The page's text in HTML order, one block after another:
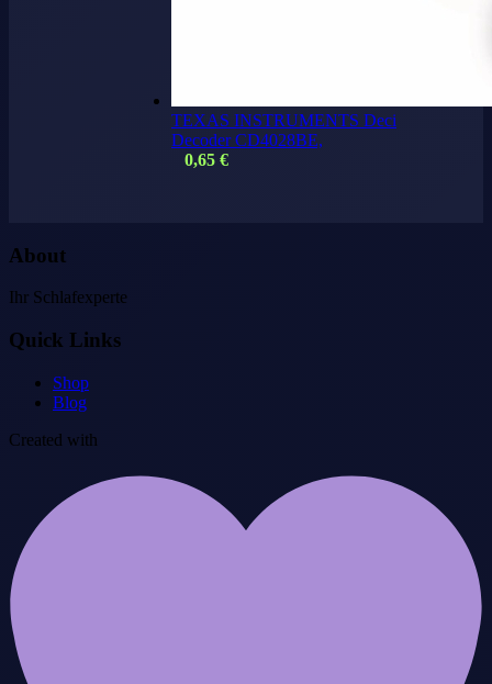
TEXAS INSTRUMENTS Deci
Decoder CD4028BE,
0,65 €
About
Ihr Schlafexperte
Quick Links
Shop
Blog
Created with